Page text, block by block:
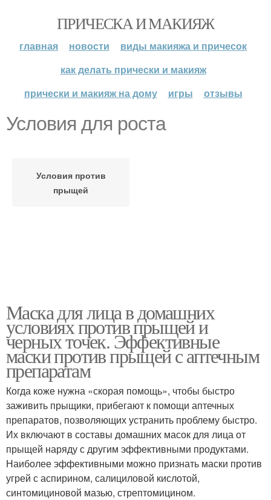
ПРИЧЕСКА И МАКИЯЖ
главная новости
виды макияжа и причесок
как делать прически и макияж
прически и макияж на дому
игры отзывы
Условия для роста
Условия против
прыщей
Маска для лица в домашних
условиях против прыщей и
черных точек. Эффективные
маски против прыщей с аптечным
препаратам
Когда коже нужна «скорая помощь», чтобы быстро
заживить прыщики, прибегают к помощи аптечных
препаратов, позволяющих устранить проблему быстро.
Их включают в составы домашних масок для лица от
прыщей наряду с другим эффективными продуктами.
Наиболее эффективными можно признать маски против
угрей с аспирином, салициловой кислотой,
синтомициновой мазью, стрептомицином.